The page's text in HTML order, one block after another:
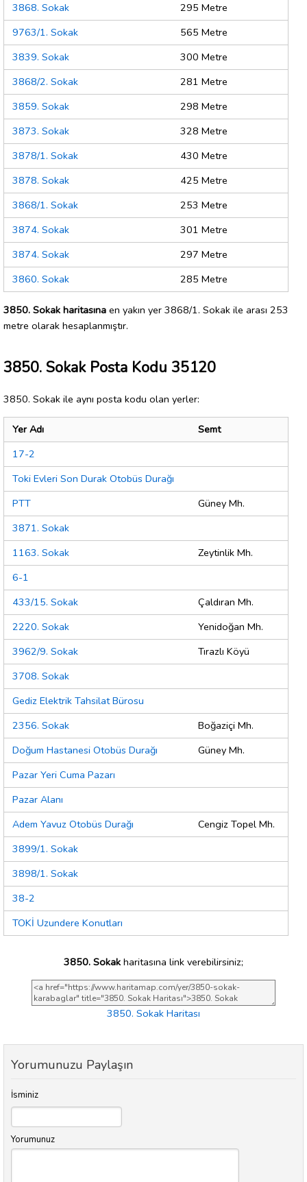
3868. Sokak
295 Metre
9763/1. Sokak
565 Metre
3839. Sokak
300 Metre
3868/2. Sokak
281 Metre
3859. Sokak
298 Metre
3873. Sokak
328 Metre
3878/1. Sokak
430 Metre
3878. Sokak
425 Metre
3868/1. Sokak
253 Metre
3874. Sokak
301 Metre
3874. Sokak
297 Metre
3860. Sokak
285 Metre
3850. Sokak haritasına en yakın yer 3868/1. Sokak ile arası 253
metre olarak hesaplanmıştır.
3850. Sokak Posta Kodu 35120
3850. Sokak ile aynı posta kodu olan yerler:
Yer Adı
Semt
17-2
Toki Evleri Son Durak Otobüs Durağı
PTT
Güney Mh.
3871. Sokak
1163. Sokak
Zeytinlik Mh.
6-1
433/15. Sokak
Çaldıran Mh.
2220. Sokak
Yenidoğan Mh.
3962/9. Sokak
Tırazlı Köyü
3708. Sokak
Gediz Elektrik Tahsilat Bürosu
2356. Sokak
Boğaziçi Mh.
Doğum Hastanesi Otobüs Durağı
Güney Mh.
Pazar Yeri Cuma Pazarı
Pazar Alanı
Adem Yavuz Otobüs Durağı
Cengiz Topel Mh.
3899/1. Sokak
3898/1. Sokak
38-2
TOKİ Uzundere Konutları
3850. Sokak haritasına link verebilirsiniz;
3850. Sokak Haritası
Yorumunuzu Paylaşın
İsminiz
Yorumunuz